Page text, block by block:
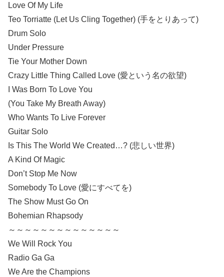
Love Of My Life
Teo Torriatte (Let Us Cling Together) (手をとりあって)
Drum Solo
Under Pressure
Tie Your Mother Down
Crazy Little Thing Called Love (愛という名の欲望)
I Was Born To Love You
(You Take My Breath Away)
Who Wants To Live Forever
Guitar Solo
Is This The World We Created…? (悲しい世界)
A Kind Of Magic
Don’t Stop Me Now
Somebody To Love (愛にすべてを)
The Show Must Go On
Bohemian Rhapsody
～～～～～～～～～～～～～～
We Will Rock You
Radio Ga Ga
We Are the Champions